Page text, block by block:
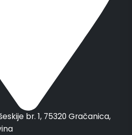
br. 1, 75320 Gračanica,